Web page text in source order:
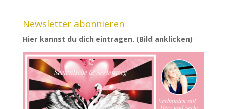
Newsletter abonnieren
Hier kannst du dich eintragen. (Bild anklicken)